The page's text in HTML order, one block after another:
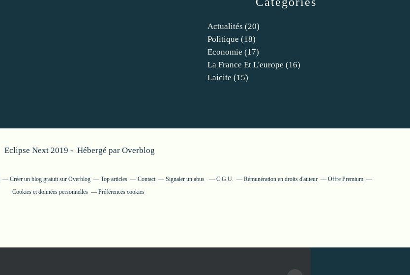
Actualités (20)
Politique (18)
Economie (17)
La France Et L'europe (16)
Laicite (15)
Eclipse Next 2019 - Hébergé par Overblog
Créer un blog gratuit sur Overblog Top articles Contact Signaler un abus C.G.U. Rémunération en droits d'auteur
Offre Premium
Cookies et données personnelles
Préférences cookies